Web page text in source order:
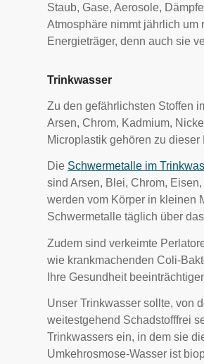
Staub, Gase, Aerosole,
Atmosphäre nimmt jährlich um
Energieträger, denn auch sie
Trinkwasser
Zu den gefährlichsten Stoffen
Arsen, Chrom, Kadmium,
Microplastik gehören zu dieser
Die Schwermetalle im
sind Arsen, Blei, Chrom,
werden vom Körper in kleinen
Schwermetalle täglich über
Zudem sind verkeimte
wie krankmachenden Coli-
Ihre Gesundheit
Unser Trinkwasser sollte, von
weitestgehend Schadstofffrei
Trinkwassers ein, in dem sie
Umkehrosmose-Wasser ist